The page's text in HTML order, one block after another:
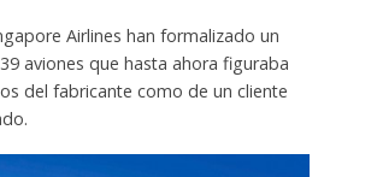
Airlines han formalizado un
aviones que hasta ahora figuraba
del fabricante como de un cliente